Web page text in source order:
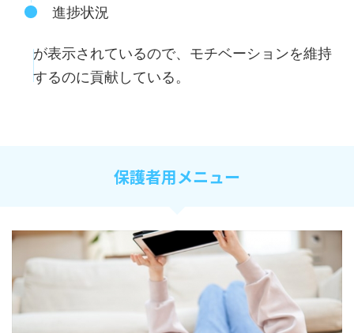
進捗状況
が表示されているので、モチベーションを維持
するのに貢献している。
保護者用メニュー